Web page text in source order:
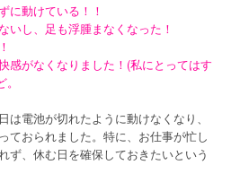
に動けている！！
し、足も浮腫まなくなった！
感がなくなりました！(私にとってはす
は電池が切れたように動けなくなり、
ておられました。特に、お仕事が忙し
ず、休む日を確保しておきたいという